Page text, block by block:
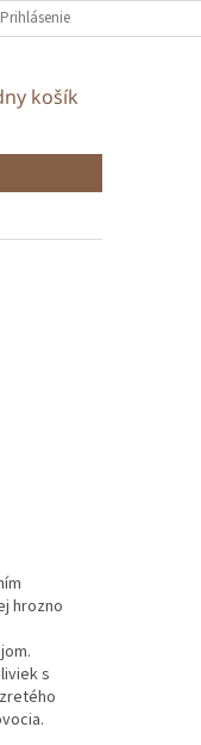
Prihlásenie
košík
hrozno
s